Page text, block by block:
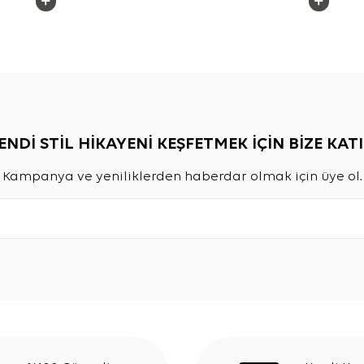
STİL HİKAYENİ KEŞFETMEK İÇİN BİZE
Kampanya ve yeniliklerden haberdar olmak için üye ol.